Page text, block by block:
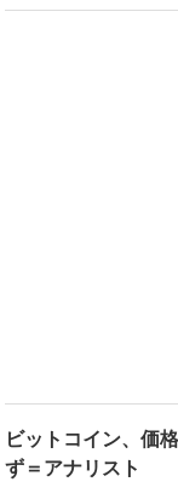
ビットコイン、価
ず＝アナリスト